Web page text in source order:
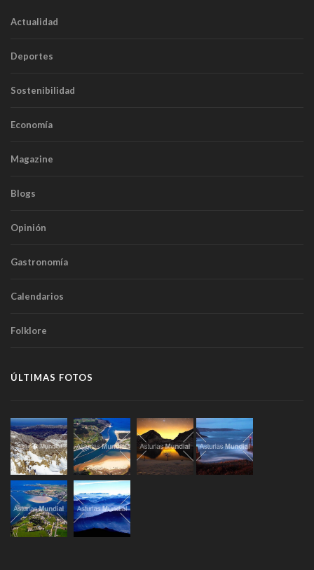
Actualidad
Deportes
Sostenibilidad
Economía
Magazine
Blogs
Opinión
Gastronomía
Calendarios
Folklore
ÚLTIMAS FOTOS